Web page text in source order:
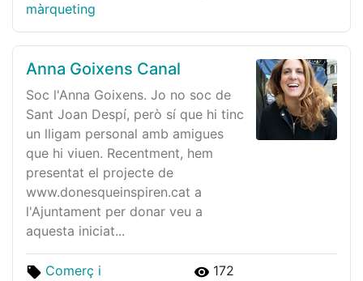
màrqueting
Anna Goixens Canal
Soc l'Anna Goixens. Jo no soc de
Sant Joan Despí, però sí que hi tinc
un lligam personal amb amigues
que hi viuen. Recentment, hem
presentat el projecte de
www.donesqueinspiren.cat a
l'Ajuntament per donar veu a
aquesta iniciat...
Comerç i
172